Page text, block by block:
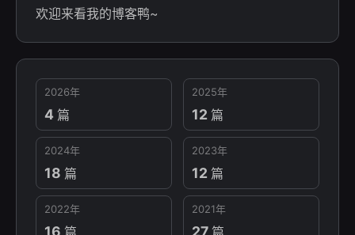
欢迎来看我的博客鸭~
2026年
4 篇
2025年
12 篇
2024年
18 篇
2023年
12 篇
2022年
16 篇
2021年
27 篇